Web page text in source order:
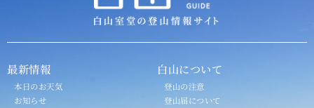
最新情報
本日のお天気
お知らせ
白山について
登山の注意
登山届について